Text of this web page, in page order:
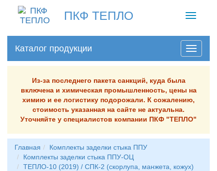
ПКФ ТЕПЛО
Toggle
Каталог продукции
Из-за последнего пакета санкций, куда была
включена и химическая промышленность, цены на
химию и ее логистику подорожали. К сожалению,
стоимость указанная на сайте не актуальна.
Уточняйте у специалистов компании ПКФ "ТЕПЛО"
Главная
Комплекты заделки стыка ППУ
Комплекты заделки стыка ППУ-ОЦ
ТЕПЛО-10 (2019) / СПК-2 (скорлупа, манжета, кожух)